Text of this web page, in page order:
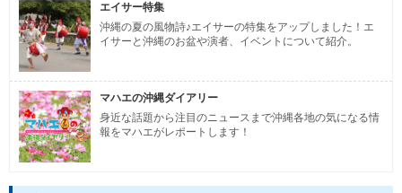
エイサー特集
沖縄の夏の風物詩♪エイサーの特集をアップしました！エ
イサーと沖縄のお盆や演者、イベントについて紹介。
マハエの沖縄ダイアリー
身近な話題から注目のニュースまで沖縄各地の気になる情
報をマハエがレポートします！